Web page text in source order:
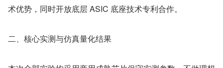
术优势，同时开放底层 ASIC 底座技术专利合作。
二、核心实测与仿真量化结果